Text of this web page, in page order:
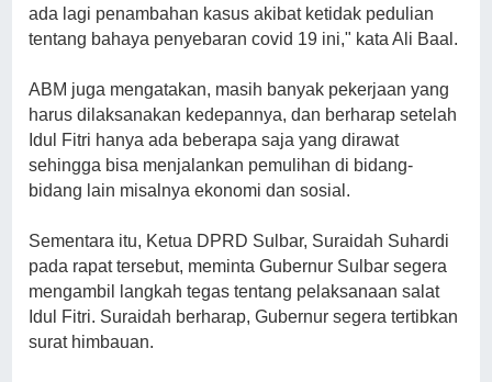
ada lagi penambahan kasus akibat ketidak pedulian
tentang bahaya penyebaran covid 19 ini," kata Ali Baal.
ABM juga mengatakan, masih banyak pekerjaan yang
harus dilaksanakan kedepannya, dan berharap setelah
Idul Fitri hanya ada beberapa saja yang dirawat
sehingga bisa menjalankan pemulihan di bidang-
bidang lain misalnya ekonomi dan sosial.
Sementara itu, Ketua DPRD Sulbar, Suraidah Suhardi
pada rapat tersebut, meminta Gubernur Sulbar segera
mengambil langkah tegas tentang pelaksanaan salat
Idul Fitri. Suraidah berharap, Gubernur segera tertibkan
surat himbauan.